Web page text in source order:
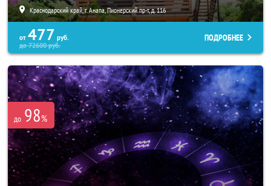
Краснодарский край, г. Анапа, Пионерский пр-т, д. 116
от 477 руб.
до72600руб.
ПОДРОБНЕЕ
до 98%